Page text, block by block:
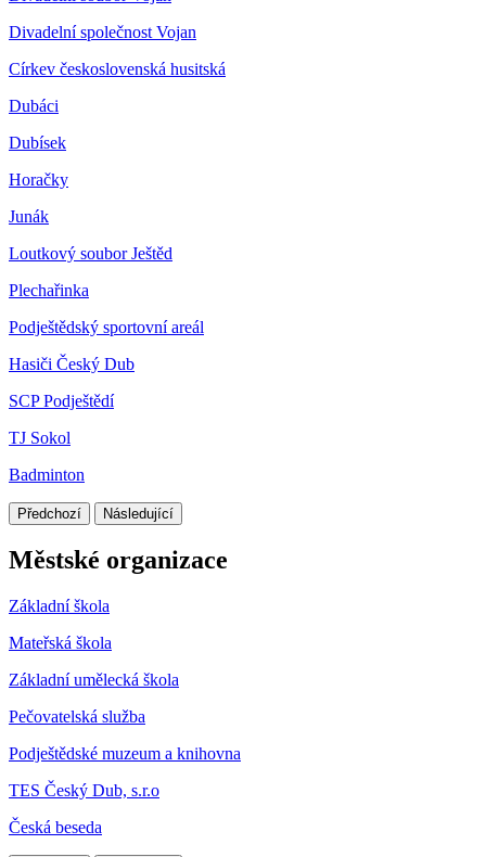
Divadelní společnost Vojan
Církev československá husitská
Dubáci
Dubísek
Horačky
Junák
Loutkový soubor Ještěd
Plechařinka
Podještědský sportovní areál
Hasiči Český Dub
SCP Podještědí
TJ Sokol
Badminton
Předchozí Následující
Městské organizace
Základní škola
Mateřská škola
Základní umělecká škola
Pečovatelská služba
Podještědské muzeum a knihovna
TES Český Dub, s.r.o
Česká beseda